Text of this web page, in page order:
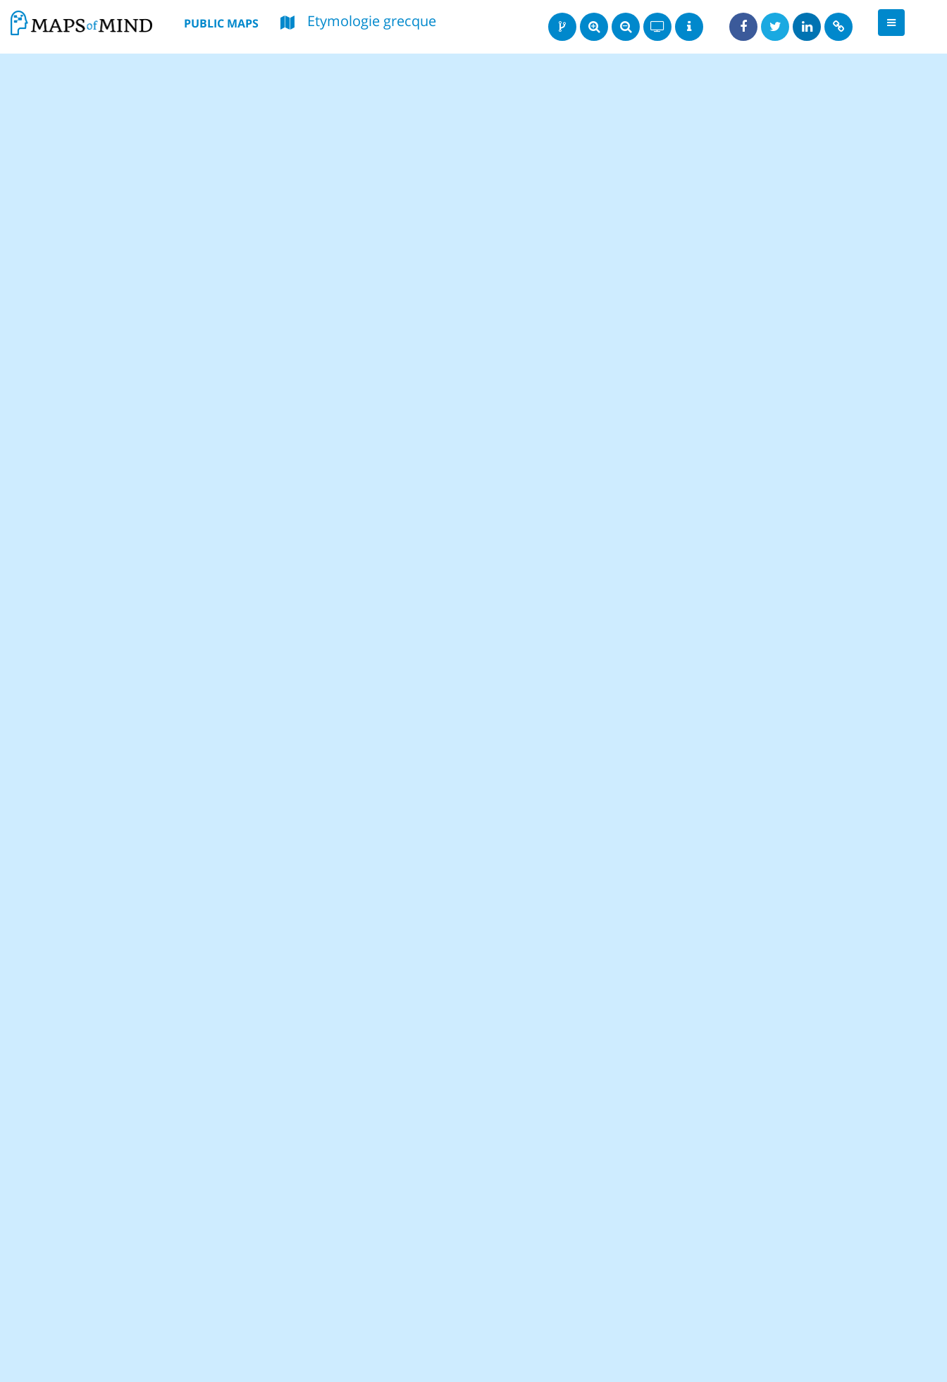
PUBLIC MAPS Etymologie grecque